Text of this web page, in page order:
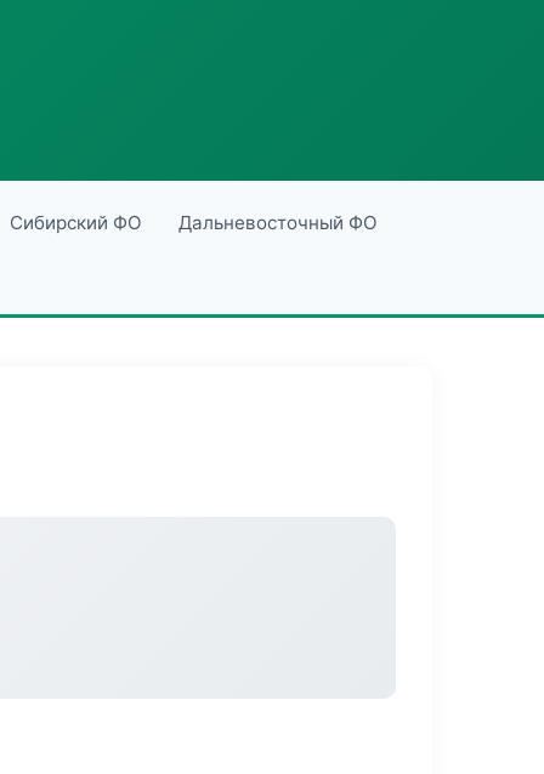
Сибирский ФО Дальневосточный ФО